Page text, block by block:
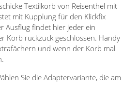
Textilkorb von Reisenthel mit
mit Kupplung für den Klickfix
Ausflug findet hier jeder ein
Korb ruckzuck geschlossen. Handy
und wenn der Korb mal
Sie die Adaptervariante, die am